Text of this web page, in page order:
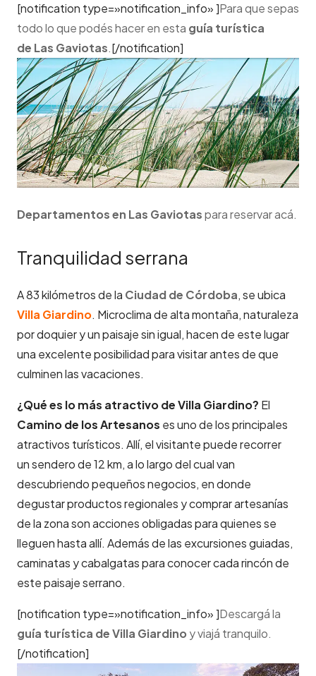
[notification type=»notification_info» ]Para que sepas
todo lo que podés hacer en esta guía turística
de Las Gaviotas.[/notification]
Departamentos en Las Gaviotaspara reservar acá.
Tranquilidad serrana
A 83 kilómetros de la Ciudad de Córdoba, se ubica
Villa Giardino. Microclima de alta montaña, naturaleza
por doquier y un paisaje sin igual, hacen de este lugar
una excelente posibilidad para visitar antes de que
culminen las vacaciones.
¿Qué es lo más atractivo de Villa Giardino? El
Camino de los Artesanos es uno de los principales
atractivos turísticos. Allí, el visitante puede recorrer
un sendero de 12 km, a lo largo del cual van
descubriendo pequeños negocios, en donde
degustar productos regionales y comprar artesanías
de la zona son acciones obligadas para quienes se
lleguen hasta allí. Además de las excursiones guiadas,
caminatas y cabalgatas para conocer cada rincón de
este paisaje serrano.
[notification type=»notification_info» ]Descargá la
guía turística de Villa Giardino y viajá tranquilo.
[/notification]